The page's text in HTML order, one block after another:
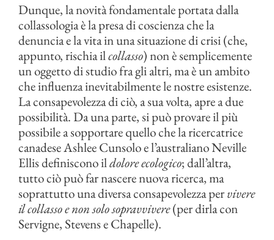
Dunque, la novità fondamentale portata dalla
collassologia è la presa di coscienza che la
denuncia e la vita in una situazione di crisi (che,
appunto, rischia ilcollasso) non è semplicemente
un oggetto di studio fra gli altri, ma è un ambito
che influenza inevitabilmente le nostre esistenze.
La consapevolezza di ciò, a sua volta, apre a due
possibilità. Da una parte, si può provare il più
possibile a sopportare quello che la ricercatrice
canadese Ashlee Cunsolo e l’australiano Neville
Ellis definiscono ildolore ecologico; dall’altra,
tutto ciò può far nascere nuova ricerca, ma
soprattutto una diversa consapevolezza pervivere
il collasso e non solo sopravvivere(per dirla con
Servigne, Stevens e Chapelle).